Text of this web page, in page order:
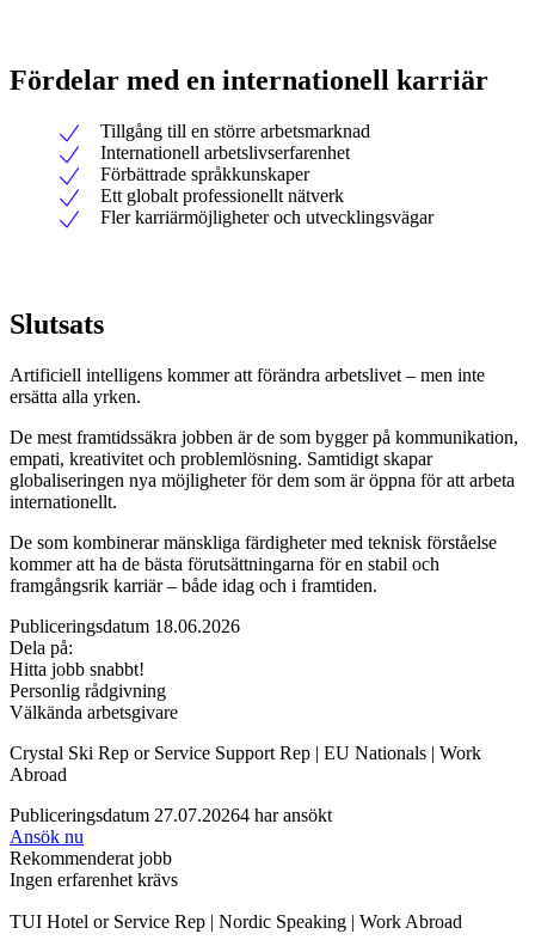
Fördelar med en internationell karriär
Tillgång till en större arbetsmarknad
Internationell arbetslivserfarenhet
Förbättrade språkkunskaper
Ett globalt professionellt nätverk
Fler karriärmöjligheter och utvecklingsvägar
Slutsats
Artificiell intelligens kommer att förändra arbetslivet – men inte
ersätta alla yrken.
De mest framtidssäkra jobben är de som bygger på kommunikation,
empati, kreativitet och problemlösning. Samtidigt skapar
globaliseringen nya möjligheter för dem som är öppna för att arbeta
internationellt.
De som kombinerar mänskliga färdigheter med teknisk förståelse
kommer att ha de bästa förutsättningarna för en stabil och
framgångsrik karriär – både idag och i framtiden.
Publiceringsdatum 18.06.2026
Dela på:
Hitta jobb snabbt!
Personlig rådgivning
Välkända arbetsgivare
Crystal Ski Rep or Service Support Rep | EU Nationals | Work
Abroad
Publiceringsdatum 27.07.20264 har ansökt
Ansök nu
Rekommenderat jobb
Ingen erfarenhet krävs
TUI Hotel or Service Rep | Nordic Speaking | Work Abroad